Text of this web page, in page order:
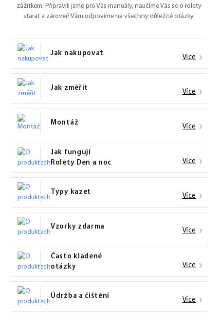
zážitkem. Připravili jsme pro Vás manuály, naučíme Vás se o rolety
starat a zároveň Vám odpovíme na všechny důležité otázky.
Jak nakupovat Více
Jak změřit Více
Montáž Více
Jak fungují
Rolety Den a noc
Více
Typy kazet Více
Vzorky zdarma Více
Často kladené
otázky
Více
Údržba a čištění Více